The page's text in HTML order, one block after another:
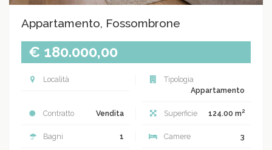
Appartamento, Fossombrone
€ 180.000,00
Località
Tipologia
Appartamento
Contratto Vendita Superficie 124.00 m2
Bagni 1 Camere 3